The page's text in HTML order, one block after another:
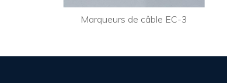
Marqueurs de câble EC-3